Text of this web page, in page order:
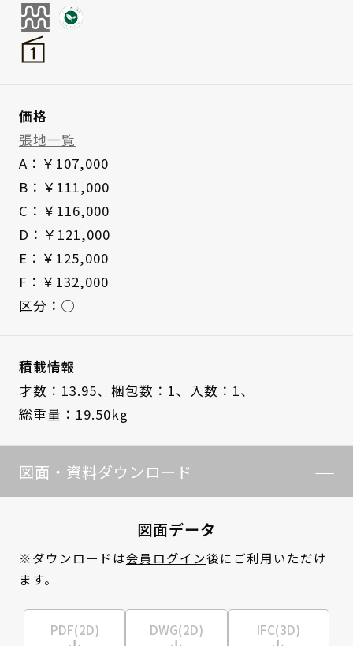
価格
張地一覧
A：￥107,000
B：￥111,000
C：￥116,000
D：￥121,000
E：￥125,000
F：￥132,000
区分：◯
積載情報
才数：13.95、 梱包数：1、 入数：1、
総重量：19.50kg
図面・資料ダウンロード
図面データ
※ダウンロードは会員ログイン後にご利用いただけ
ます。
PDF(2D) DWG(2D) IFC(3D)